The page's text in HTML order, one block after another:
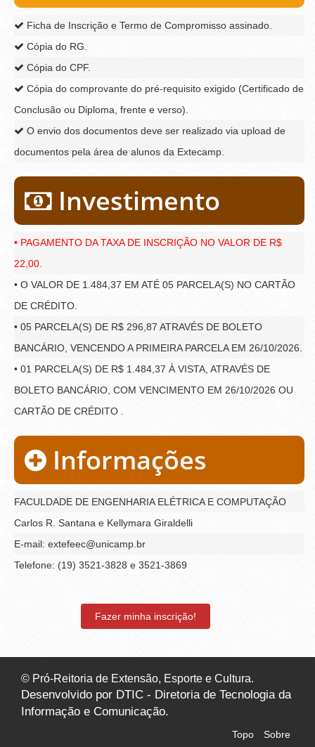
Ficha de Inscrição e Termo de Compromisso assinado.
Cópia do RG.
Cópia do CPF.
Cópia do comprovante do pré-requisito exigido (Certificado de
Conclusão ou Diploma, frente e verso).
O envio dos documentos deve ser realizado via upload de
documentos pela área de alunos da Extecamp.
Investimento
• PAGAMENTO DA TAXA DE INSCRIÇÃO NO VALOR DE R$
22,00.
• O VALOR DE 1.484,37 EM ATÉ 05 PARCELA(S) NO CARTÃO
DE CRÉDITO.
• 05 PARCELA(S) DE R$ 296,87 ATRAVÉS DE BOLETO
BANCÁRIO, VENCENDO A PRIMEIRA PARCELA EM 26/10/2026.
• 01 PARCELA(S) DE R$ 1.484,37 À VISTA, ATRAVÉS DE
BOLETO BANCÁRIO, COM VENCIMENTO EM 26/10/2026 OU
CARTÃO DE CRÉDITO .
Informações
FACULDADE DE ENGENHARIA ELÉTRICA E COMPUTAÇÃO
Carlos R. Santana e Kellymara Giraldelli
E-mail: extefeec@unicamp.br
Telefone: (19) 3521-3828 e 3521-3869
Fazer minha inscrição!
© Pró-Reitoria de Extensão, Esporte e Cultura.
Desenvolvido por DTIC - Diretoria de Tecnologia da
Informação e Comunicação.
Topo Sobre